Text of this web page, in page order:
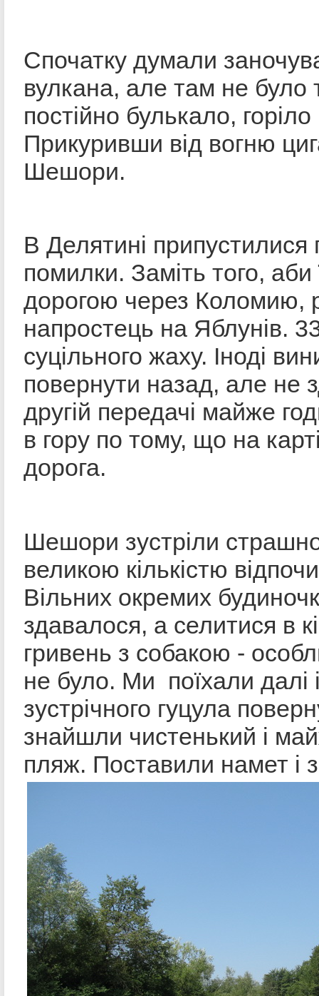
Спочатку думали
вулкана, але там не було
постійно булькало, горіло
Прикуривши від вогню
Шешори.
В Делятині припустилися
помилки. Заміть того, аби
дорогою через Коломию,
напростець на Яблунів.
суцільного жаху. Іноді
повернути назад, але не
другій передачі майже
в гору по тому, що на
дорога.
Шешори зустріли
великою кількістю
Вільних окремих
здавалося, а селитися в
гривень з собакою -
не було. Ми поїхали далі
зустрічного гуцула
знайшли чистенький і
пляж. Поставили намет і